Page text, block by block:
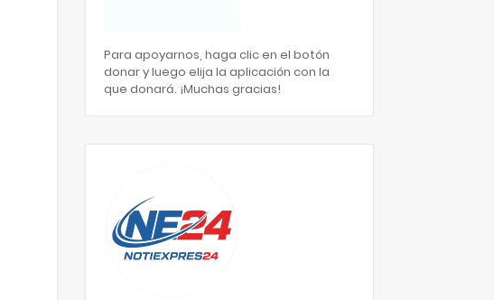
Para apoyarnos, haga clic en el botón
donar y luego elija la aplicación con la
que donará. ¡Muchas gracias!